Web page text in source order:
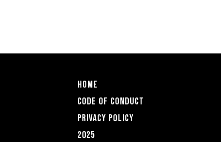
HOME
CODE OF COnDUCT
PRIVACY POLICY
2025